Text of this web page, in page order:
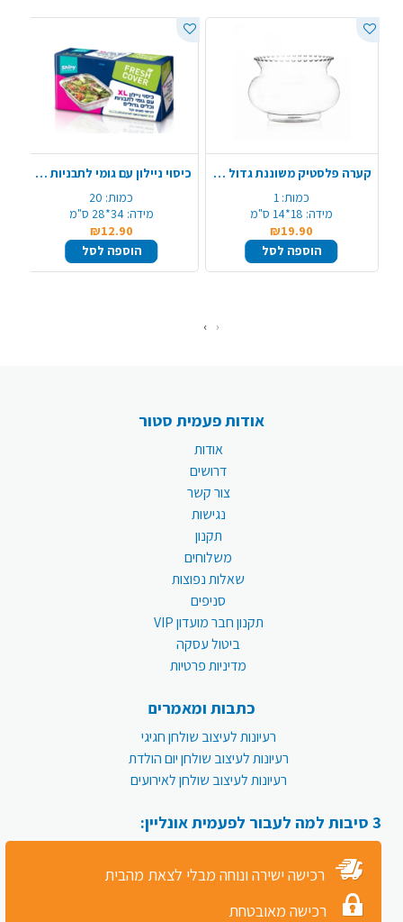
קערה פלסטיק משוננת גדול - שקוף
כמות: 1
מידה: 18*14 ס"מ
₪19.90
הוספה לסל
כיסוי ניילון עם גומי לתבניות 20 יח' - XL
כמות: 20
מידה: 34*28 ס"מ
₪12.90
הוספה לסל
‹
›
אודות פעמית סטור
אודות
דרושים
צור קשר
נגישות
תקנון
משלוחים
שאלות נפוצות
סניפים
תקנון חבר מועדון VIP
ביטול עסקה
מדיניות פרטיות
כתבות ומאמרים
רעיונות לעיצוב שולחן חגיגי
רעיונות לעיצוב שולחן יום הולדת
רעיונות לעיצוב שולחן לאירועים
3 סיבות למה לעבור לפעמית אונליין:
רכישה ישירה ונוחה מבלי לצאת מהבית
רכישה מאובטחת